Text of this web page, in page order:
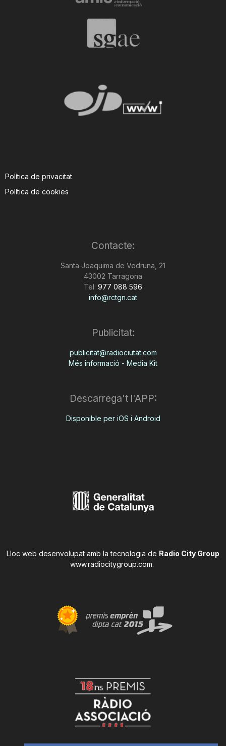
Política de privacitat
Política de cookies
Contacte:
Santa Joaquima de Vedruna, 21
43002 Tarragona
Tel: 977 088 596
info@rctgn.cat
Publicitat:
publicitat@radiociutat.com
Més informació - Media Kit
Descarrega't l'APP:
Disponible per iOS i Android
Lloc web desenvolupat amb la tecnologia de Radio City Group
www.radiocitygroup.com.